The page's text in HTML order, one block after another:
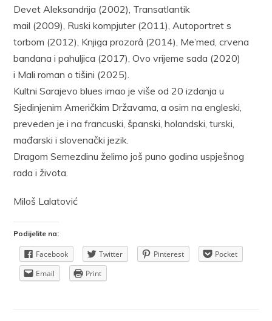
Devet Aleksandrija (2002), Transatlantik
mail (2009), Ruski kompjuter (2011), Autoportret s
torbom (2012), Knjiga prozorâ (2014), Me’med, crvena
bandana i pahuljica (2017), Ovo vrijeme sada (2020)
i Mali roman o tišini (2025).
Kultni Sarajevo blues imao je više od 20 izdanja u
Sjedinjenim Američkim Državama, a osim na engleski,
preveden je i na francuski, španski, holandski, turski,
mađarski i slovenački jezik.
Dragom Semezdinu želimo još puno godina uspješnog
rada i života.
Miloš Lalatović
Podijelite na:
Facebook Twitter Pinterest
Pocket
Email
Print